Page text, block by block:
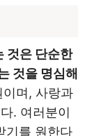
것은 단순한
것을 명심해
며, 사랑과
. 여러분이
기를 원한다